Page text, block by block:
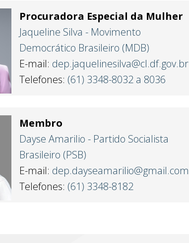
Membro
Dayse Amarilio - Partido Socialista
Brasileiro (PSB)
E-mail: dep.dayseamarilio@gmail.com
Telefones: (61) 3348-8182
Procuradora Especial da Mulher
Jaqueline Silva - Movimento
Democrático Brasileiro (MDB)
E-mail: dep.jaquelinesilva@cl.df.gov.br
Telefones: (61) 3348-8032 a 8036